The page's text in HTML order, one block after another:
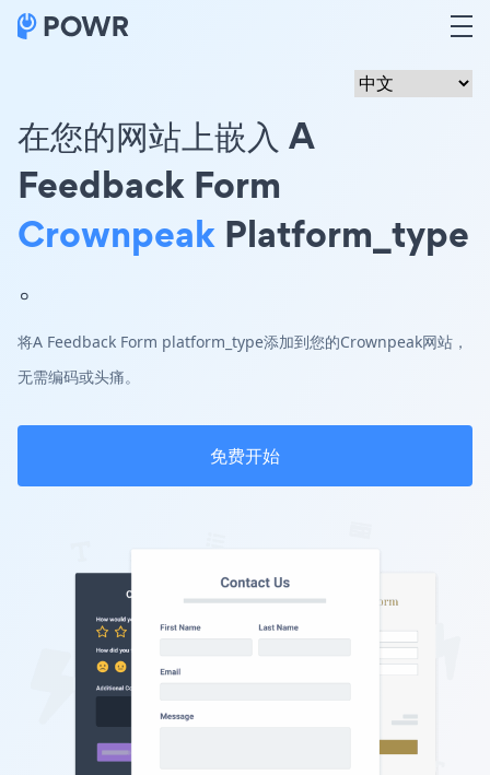
在您的网站上嵌入 A
Feedback Form
Crownpeak Platform_type
。
将A Feedback Form platform_type添加到您的Crownpeak网站，
无需编码或头痛。
免费开始